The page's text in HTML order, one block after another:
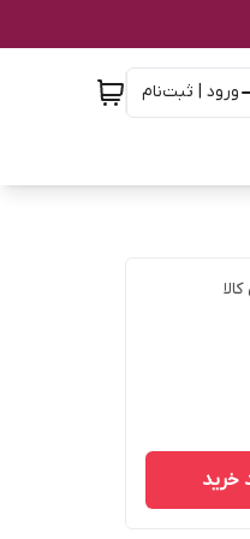
ورود | ثبت‌نام
خرید